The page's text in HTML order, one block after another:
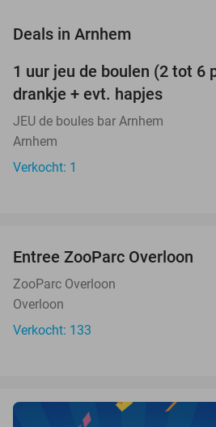
Deals in Arnhem
NEW
TODAY
1 uur jeu de boulen (2 tot 6
drankje + evt. hapjes
JEU de boules bar Arnhem
Arnhem
Verkocht: 1
TODAY
Entree ZooParc Overloon
ZooParc Overloon
Overloon
Verkocht: 133